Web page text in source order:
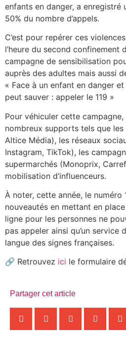
enfants en danger, a enregistré
50% du nombre d’appels.
C’est pour repérer ces
l’heure du second confinement
campagne de sensibilisation
auprès des adultes mais aussi
« Face à un enfant en danger
peut sauver : appeler le 119 »
Pour véhiculer cette
nombreux supports tels que les
Altice Média), les réseaux
Instagram, TikTok), les
supermarchés (Monoprix,
mobilisation d’influenceurs.
À noter, cette année, le numéro
nouveautés en mettant en
ligne pour les personnes ne
pas appeler ainsi qu’un service
langue des signes françaises.
🔗 Retrouvez ici le formulaire
Partager cet article